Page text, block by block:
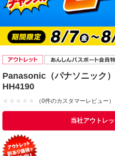
Panasonic（パナソニック
HH4190
（0件のカスタマーレビュー）
当社アウトレ